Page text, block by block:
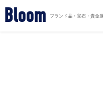
Bloom ブランド品・宝石・貴金